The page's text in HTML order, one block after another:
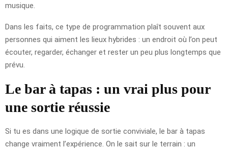
musique.
Dans les faits, ce type de programmation plaît souvent aux
personnes qui aiment les lieux hybrides : un endroit où l’on peut
écouter, regarder, échanger et rester un peu plus longtemps que
prévu.
Le bar à tapas : un vrai plus pour
une sortie réussie
Si tu es dans une logique de sortie conviviale, le bar à tapas
change vraiment l’expérience. On le sait sur le terrain : un